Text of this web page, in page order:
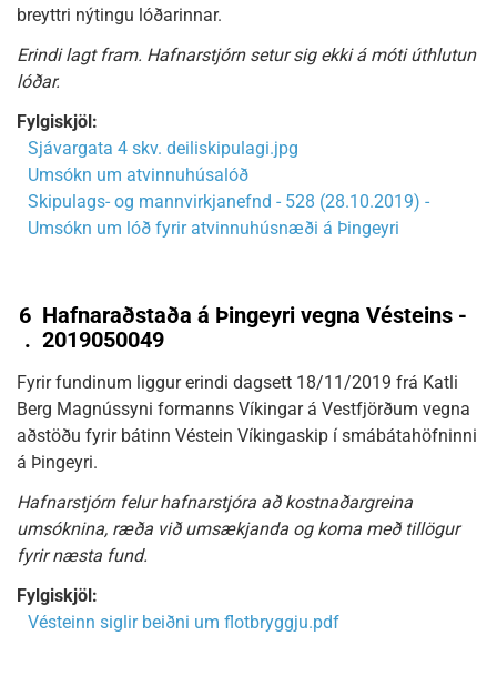
breyttri nýtingu lóðarinnar.
Erindi lagt fram. Hafnarstjórn setur sig ekki á móti úthlutun
lóðar.
Fylgiskjöl:
Sjávargata 4 skv. deiliskipulagi.jpg
Umsókn um atvinnuhúsalóð
Skipulags- og mannvirkjanefnd - 528 (28.10.2019) -
Umsókn um lóð fyrir atvinnuhúsnæði á Þingeyri
6
.
Hafnaraðstaða á Þingeyri vegna Vésteins -
2019050049
Fyrir fundinum liggur erindi dagsett 18/11/2019 frá Katli
Berg Magnússyni formanns Víkingar á Vestfjörðum vegna
aðstöðu fyrir bátinn Véstein Víkingaskip í smábátahöfninni
á Þingeyri.
Hafnarstjórn felur hafnarstjóra að kostnaðargreina
umsóknina, ræða við umsækjanda og koma með tillögur
fyrir næsta fund.
Fylgiskjöl:
Vésteinn siglir beiðni um flotbryggju.pdf